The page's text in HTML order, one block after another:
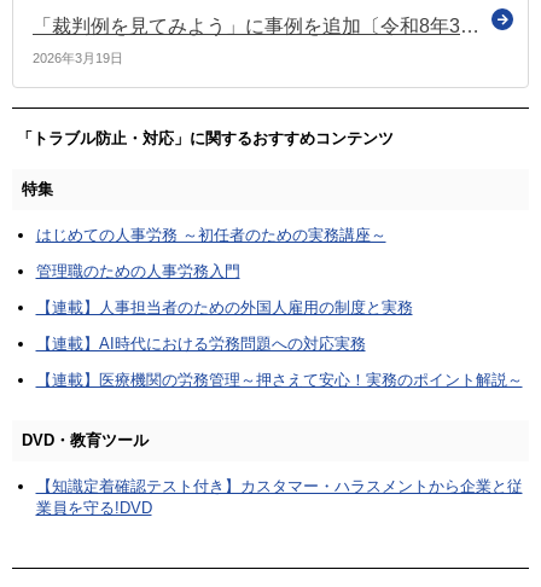
「裁判例を見てみよう」に事例を追加〔令和8年3月〕（あかるい職場応援団）
2026年3月19日
「トラブル防止・対応」に関するおすすめコンテンツ
特集
はじめての人事労務 ～初任者のための実務講座～
管理職のための人事労務入門
【連載】人事担当者のための外国人雇用の制度と実務
【連載】AI時代における労務問題への対応実務
【連載】医療機関の労務管理～押さえて安心！実務のポイント解説～
DVD・教育ツール
【知識定着確認テスト付き】カスタマー・ハラスメントから企業と従
業員を守る!DVD